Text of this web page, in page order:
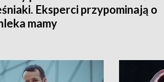
Eksperci przypominają o
mamy